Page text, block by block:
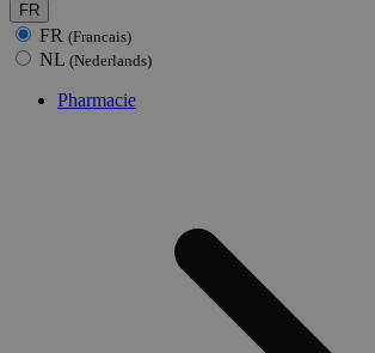
FR
FR (Francais)
NL (Nederlands)
Pharmacie